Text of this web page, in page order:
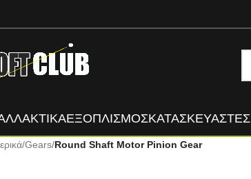
ΕΞΟΠΛΙΣΜΟΣΚΑΤΑΣΚΕΥΑΣΤΈΣ
/Gears/Round Shaft Motor Pinion Gear